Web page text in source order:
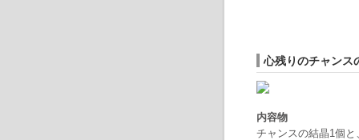
心残りのチャンス
内容物
チャンスの結晶1個